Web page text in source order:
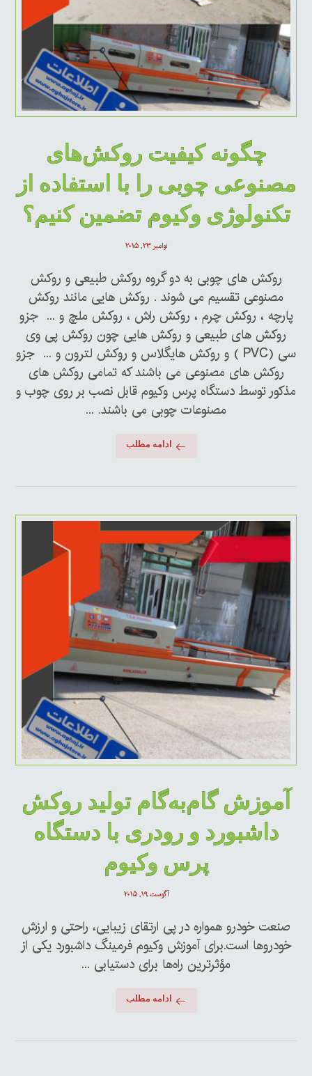
چگونه کیفیت روکش‌های
مصنوعی چوبی را با استفاده از
تکنولوژی وکیوم تضمین کنیم؟
نوامبر ۲۳, ۲۰۱۵
روکش های چوبی به دو گروه روکش طبیعی و روکش
مصنوعی تقسیم می شوند . روکش هایی مانند روکش
پارچه ، روکش چرم ، روکش راش ، روکش ملچ و ... جزو
روکش های طبیعی و روکش هایی چون روکش پی وی
سی (PVC ) و روکش هایگلاس و روکش لترون و ... جزو
روکش های مصنوعی می باشند که تمامی روکش های
مذکور توسط دستگاه پرس وکیوم قابل نصب بر روی چوب و
مصنوعات چوبی می باشند. ...
ادامه مطلب
آموزش گام‌به‌گام تولید روکش
داشبورد و رودری با دستگاه
پرس وکیوم
آگوست ۱۹, ۲۰۱۵
صنعت خودرو همواره در پی ارتقای زیبایی، راحتی و ارزش
خودروها است.برای آموزش وکیوم فرمینگ داشبورد یکی از
مؤثرترین راه‌ها برای دستیابی ...
ادامه مطلب